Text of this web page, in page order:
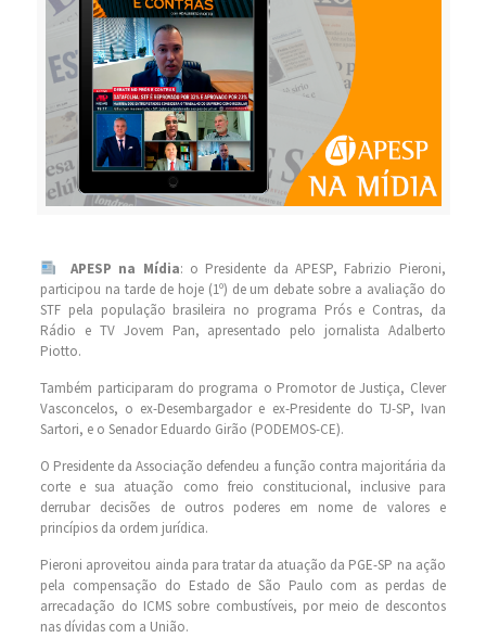
APESP na Mídia: o Presidente da APESP, Fabrizio Pieroni,
participou na tarde de hoje (1º) de um debate sobre a avaliação do
STF pela população brasileira no programa Prós e Contras, da
Rádio e TV Jovem Pan, apresentado pelo jornalista Adalberto
Piotto.
Também participaram do programa o Promotor de Justiça, Clever
Vasconcelos, o ex-Desembargador e ex-Presidente do TJ-SP, Ivan
Sartori, e o Senador Eduardo Girão (PODEMOS-CE).
O Presidente da Associação defendeu a função contra majoritária da
corte e sua atuação como freio constitucional, inclusive para
derrubar decisões de outros poderes em nome de valores e
princípios da ordem jurídica.
Pieroni aproveitou ainda para tratar da atuação da PGE-SP na ação
pela compensação do Estado de São Paulo com as perdas de
arrecadação do ICMS sobre combustíveis, por meio de descontos
nas dívidas com a União.